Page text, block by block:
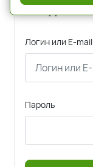
Вход
Логин или E-mail
Пароль